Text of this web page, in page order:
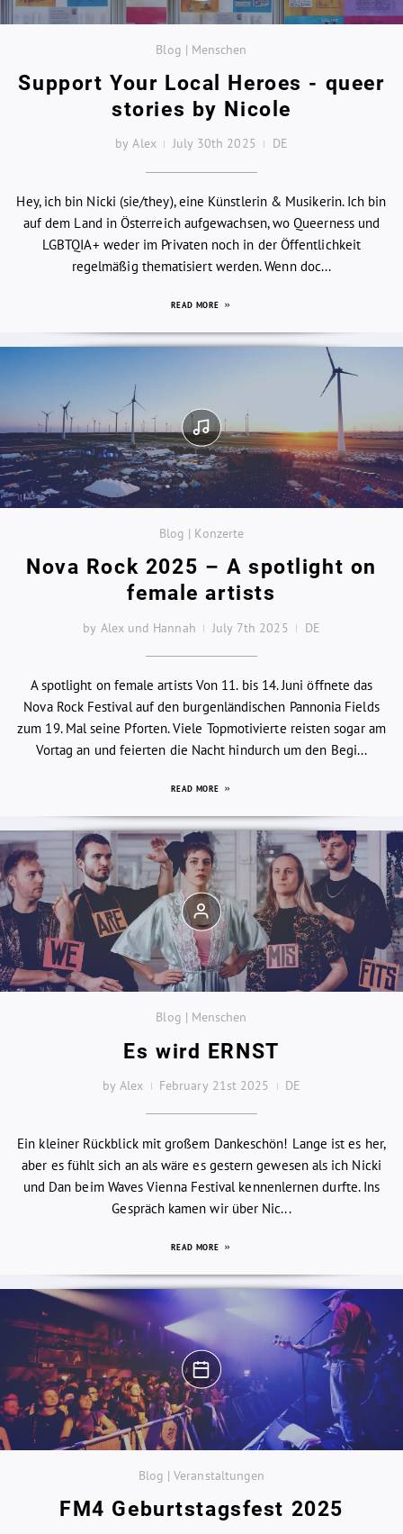
Blog | Menschen
Support Your Local Heroes - queer
stories by Nicole
by Alex July 30th 2025 DE
Hey, ich bin Nicki (sie/they), eine Künstlerin & Musikerin. Ich bin
auf dem Land in Österreich aufgewachsen, wo Queerness und
LGBTQIA+ weder im Privaten noch in der Öffentlichkeit
regelmäßig thematisiert werden. Wenn doc...
READ MORE
Blog | Konzerte
Nova Rock 2025 – A spotlight on
female artists
by Alex und Hannah July 7th 2025 DE
A spotlight on female artists Von 11. bis 14. Juni öffnete das
Nova Rock Festival auf den burgenländischen Pannonia Fields
zum 19. Mal seine Pforten. Viele Topmotivierte reisten sogar am
Vortag an und feierten die Nacht hindurch um den Begi...
READ MORE
Blog | Menschen
Es wird ERNST
by Alex February 21st 2025 DE
Ein kleiner Rückblick mit großem Dankeschön! Lange ist es her,
aber es fühlt sich an als wäre es gestern gewesen als ich Nicki
und Dan beim Waves Vienna Festival kennenlernen durfte. Ins
Gespräch kamen wir über Nic...
READ MORE
Blog | Veranstaltungen
FM4 Geburtstagsfest 2025